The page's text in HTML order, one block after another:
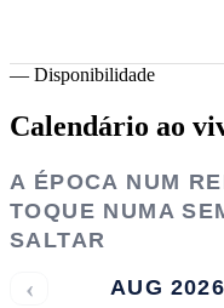
— Disponibilidade
Calendário ao
A ÉPOCA NUM
TOQUE NUMA
SALTAR
‹ AUG